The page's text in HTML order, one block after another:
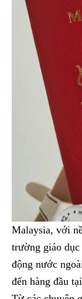
Malaysia, với
trường giáo
động nước
đến hàng đầu